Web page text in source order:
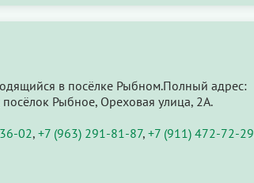
в посёлке Рыбном.Полный адрес:
посёлок Рыбное, Ореховая улица, 2А.
02, +7 (963) 291-81-87, +7 (911) 472-72-29